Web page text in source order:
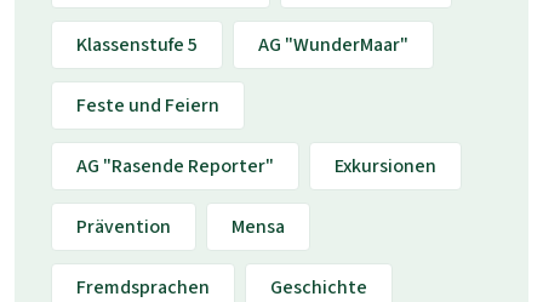
Klassenstufe 5 AG "WunderMaar"
Feste und Feiern
AG "Rasende Reporter" Exkursionen
Prävention Mensa
Fremdsprachen Geschichte